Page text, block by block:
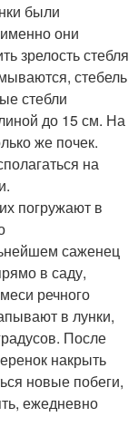
были
они
зрелость стебля
стебель
стебли
до 15 см. На
же почек.
на
погружают в
саженец
в саду,
речного
в лунки,
После
накрыть
новые побеги,
ежедневно